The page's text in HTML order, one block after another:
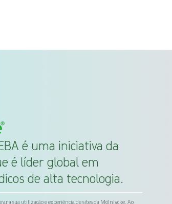
é uma iniciativa da
é líder global em
de alta tecnologia.
a sua utilização e experiência de sites da Mölnlycke. Ao